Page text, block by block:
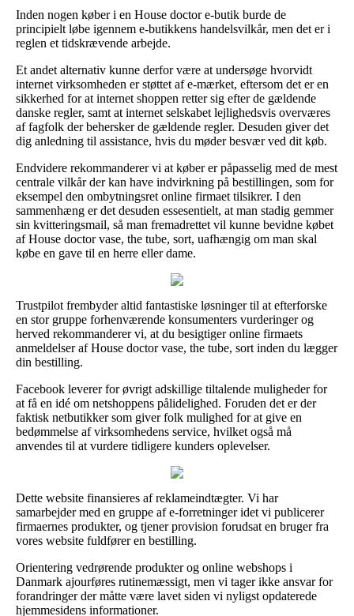
Inden nogen køber i en House doctor e-butik burde de
principielt løbe igennem e-butikkens handelsvilkår, men det er i
reglen et tidskrævende arbejde.
Et andet alternativ kunne derfor være at undersøge hvorvidt
internet virksomheden er støttet af e-mærket, eftersom det er en
sikkerhed for at internet shoppen retter sig efter de gældende
danske regler, samt at internet selskabet lejlighedsvis overværes
af fagfolk der behersker de gældende regler. Desuden giver det
dig anledning til assistance, hvis du møder besvær ved dit køb.
Endvidere rekommanderer vi at køber er påpasselig med de mest
centrale vilkår der kan have indvirkning på bestillingen, som for
eksempel den ombytningsret online firmaet tilsikrer. I den
sammenhæng er det desuden essesentielt, at man stadig gemmer
sin kvitteringsmail, så man fremadrettet vil kunne bevidne købet
af House doctor vase, the tube, sort, uafhængig om man skal
købe en gave til en herre eller dame.
Trustpilot frembyder altid fantastiske løsninger til at efterforske
en stor gruppe forhenværende konsumenters vurderinger og
herved rekommanderer vi, at du besigtiger online firmaets
anmeldelser af House doctor vase, the tube, sort inden du lægger
din bestilling.
Facebook leverer for øvrigt adskillige tiltalende muligheder for
at få en idé om netshoppens pålidelighed. Foruden det er der
faktisk netbutikker som giver folk mulighed for at give en
bedømmelse af virksomhedens service, hvilket også må
anvendes til at vurdere tidligere kunders oplevelser.
Dette website finansieres af reklameindtægter. Vi har
samarbejder med en gruppe af e-forretninger idet vi publicerer
firmaernes produkter, og tjener provision forudsat en bruger fra
vores website fuldfører en bestilling.
Orientering vedrørende produkter og online webshops i
Danmark ajourføres rutinemæssigt, men vi tager ikke ansvar for
forandringer der måtte være lavet siden vi nyligst opdaterede
hjemmesidens informationer.